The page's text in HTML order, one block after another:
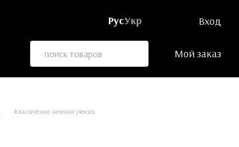
РусУкр Вход
Мой заказ
Классический женский рюкзак